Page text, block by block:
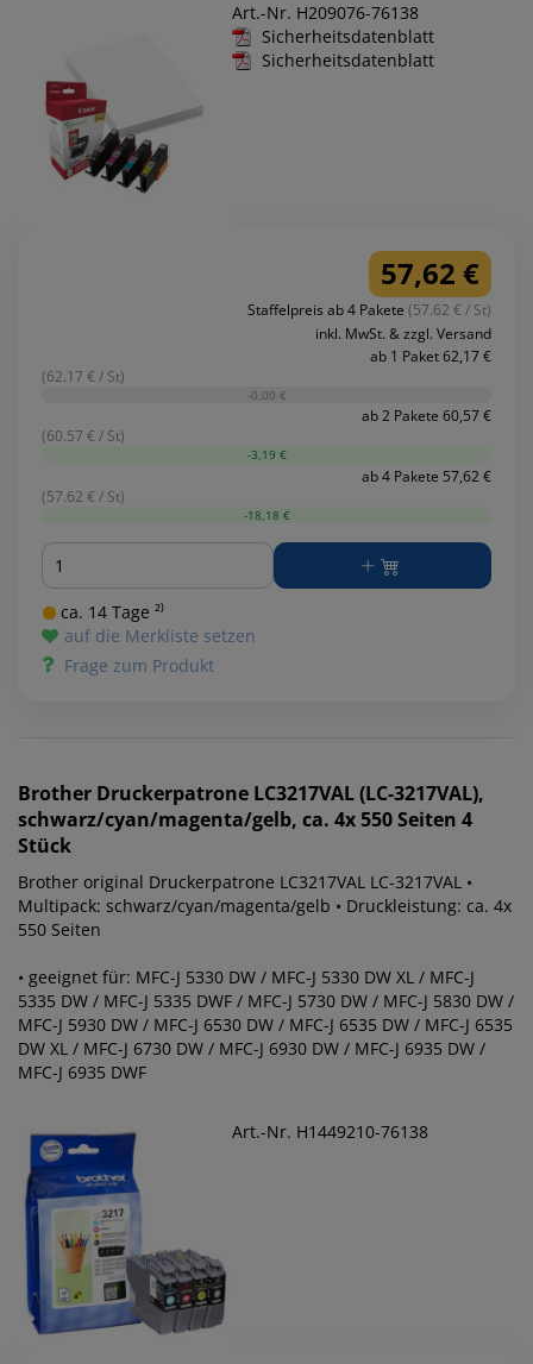
Art.-Nr. H209076-76138
Sicherheitsdatenblatt
Sicherheitsdatenblatt
57,62 €
Staffelpreis ab 4 Pakete (57.62 € / St)
inkl. MwSt. & zzgl. Versand
ab 1 Paket 62,17 €
(62.17 € / St)
-0,00 €
ab 2 Pakete 60,57 €
(60.57 € / St)
-3,19 €
ab 4 Pakete 57,62 €
(57.62 € / St)
-18,18 €
Menge
ca. 14 Tage ²⁾
auf die Merkliste setzen
Frage zum Produkt
Brother Druckerpatrone LC3217VAL (LC-3217VAL),
schwarz/cyan/magenta/gelb, ca. 4x 550 Seiten 4
Stück
Brother original Druckerpatrone LC3217VAL LC-3217VAL •
Multipack: schwarz/cyan/magenta/gelb • Druckleistung: ca. 4x
550 Seiten
• geeignet für: MFC-J 5330 DW / MFC-J 5330 DW XL / MFC-J
5335 DW / MFC-J 5335 DWF / MFC-J 5730 DW / MFC-J 5830 DW /
MFC-J 5930 DW / MFC-J 6530 DW / MFC-J 6535 DW / MFC-J 6535
DW XL / MFC-J 6730 DW / MFC-J 6930 DW / MFC-J 6935 DW /
MFC-J 6935 DWF
Art.-Nr. H1449210-76138